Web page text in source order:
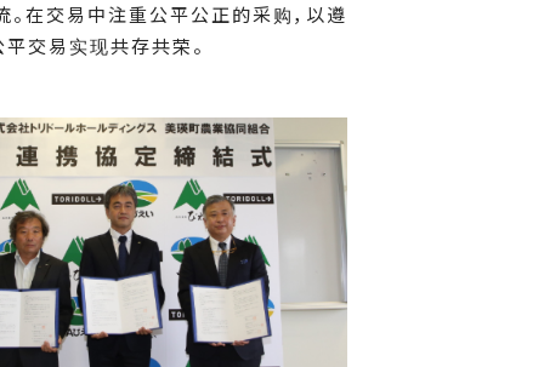
在交易中注重公平公正的采购，以遵
交易实现共存共荣。